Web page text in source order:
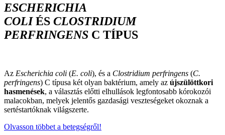
ESCHERICHIA
COLIÉS CLOSTRIDIUM
PERFRINGENS C TÍPUS
Az Escherichia coli (E. coli), és a Clostridium perfringens (C.
perfringens) C típusa két olyan baktérium, amely az újszülöttkori
hasmenések, a választás előtti elhullások legfontosabb kórokozói
malacokban, melyek jelentős gazdasági veszteségeket okoznak a
sertéstartóknak világszerte.
Olvasson többet a betegségről!